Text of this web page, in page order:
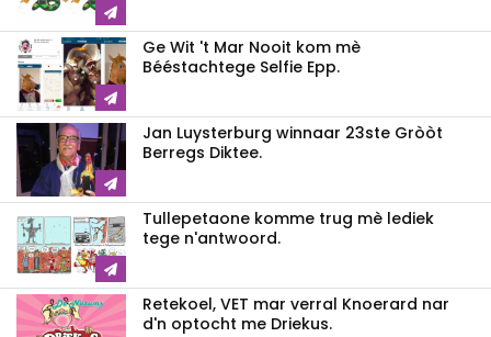
Ge Wit 't Mar Nooit kom mè
Bééstachtege Selfie Epp.
Jan Luysterburg winnaar 23ste Gròòt
Berregs Diktee.
Tullepetaone komme trug mè lediek
tege n'antwoord.
Retekoel, VET mar verral Knoerard nar
d'n optocht me Driekus.